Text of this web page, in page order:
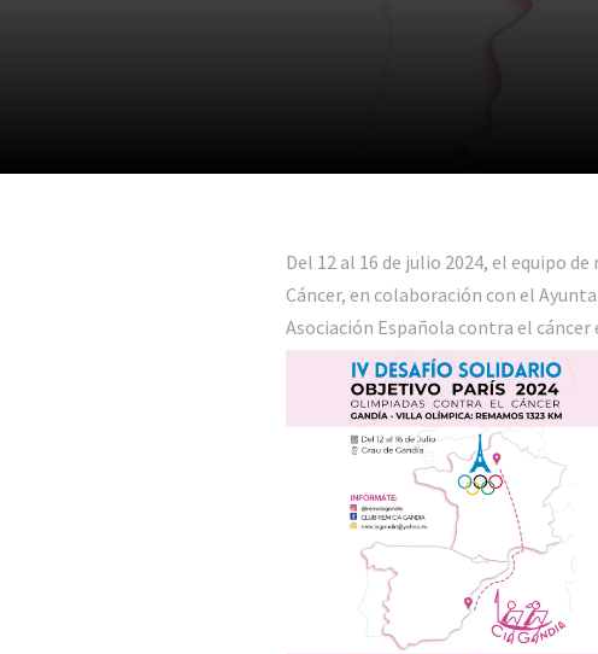
Del 12 al 16 de julio 2024, el equipo
Cáncer, en colaboración con el
Asociación Española contra el cáncer